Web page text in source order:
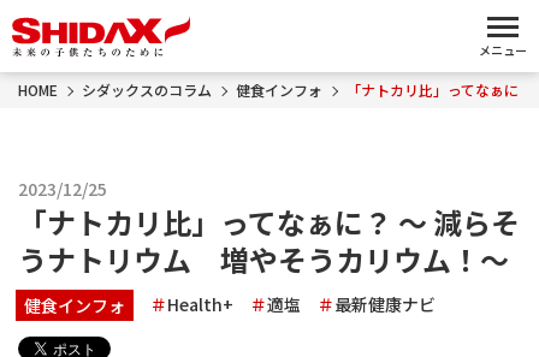
メニュー
HOME シダックスのコラム 健食インフォ 「ナトカリ比」ってなぁに
2023/12/25
「ナトカリ比」ってなぁに？ ～ 減らそ
うナトリウム 増やそうカリウム！～
健食インフォ Health+ 適塩 最新健康ナビ